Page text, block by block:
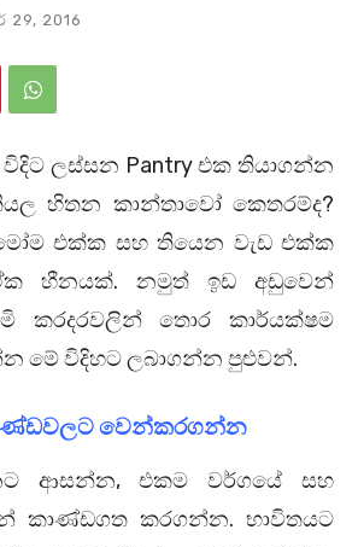
29, 2016
‍ලස්සන Pantry එක තියාගන්න
හිතන කාන්තාවෝ කෙතරම්ද?
එක්ක සහ තියෙන වැඩ එක්ක
හීනයක්. නමුත් ඉඩ අඩුවෙන්
කරදරවලින් තොර කාර්යක්ෂම
මේ විදිහට ලබාගන්න පුළුවන්.
වෙන්කරගන්න
ආසන්න, එකම වර්ගයේ සහ
කාණ්ඩගත කරගන්න. භාවිතයට